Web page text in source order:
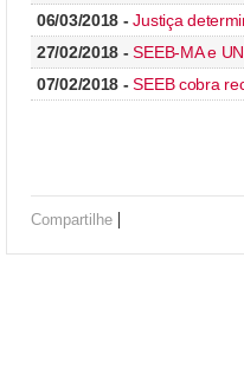
06/03/2018 -Justiça
27/02/2018 -SEEB-MA e
07/02/2018 -SEEB cobra
Compartilhe |